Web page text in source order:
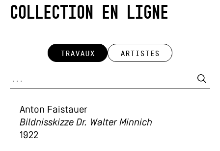
COLLECTION EN LIGNE
TRAVAUX ARTISTES
Anton Faistauer
Bildnisskizze Dr. Walter Minnich
1922